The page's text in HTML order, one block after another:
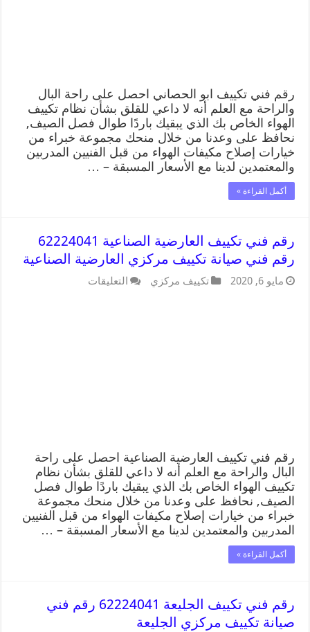
رقم فني تكييف ابو الحصاني احصل على راحة البال
والراحة مع العلم أنه لا داعي للقلق بشأن نظام تكييف
الهواء الخاص بك الذي يبقيك باردًا طوال فصل الصيف,
نحافظ على وعدنا من خلال منحك مجموعة خبراء من
خيارات إصلاح مكيفات الهواء من قبل الفنيين المدربين
والمعتمدين لدينا مع الأسعار المسبقة – …
أكمل القراءة »
رقم فني تكييف العارضية الصناعية 62224041
رقم فني صيانة تكييف مركزي العارضية الصناعية
مايو 6, 2020 تكييف مركزي التعليقات
رقم فني تكييف العارضية الصناعية احصل على راحة
البال والراحة مع العلم أنه لا داعي للقلق بشأن نظام
تكييف الهواء الخاص بك الذي يبقيك باردًا طوال فصل
الصيف, نحافظ على وعدنا من خلال منحك مجموعة
خبراء من خيارات إصلاح مكيفات الهواء من قبل الفنيين
المدربين والمعتمدين لدينا مع الأسعار المسبقة – …
أكمل القراءة »
رقم فني تكييف الجليعة 62224041 رقم فني
صيانة تكييف مركزي الجليعة